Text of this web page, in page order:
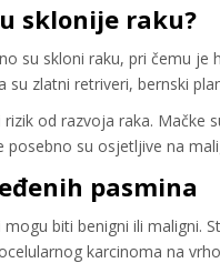
sklonije raku?
su skloni raku, pri čemu
zlatni retriveri, bernski
od razvoja raka.
posebno su osjetljive na
pasmina
mogu biti benigni ili maligni.
karcinoma na